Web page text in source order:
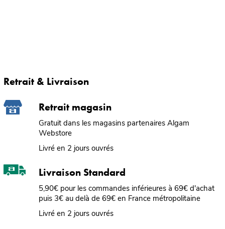
Retrait & Livraison
Retrait magasin
Gratuit dans les magasins partenaires Algam
Webstore
Livré en 2 jours ouvrés
Livraison Standard
5,90€ pour les commandes inférieures à 69€ d'achat
puis 3€ au delà de 69€ en France métropolitaine
Livré en 2 jours ouvrés